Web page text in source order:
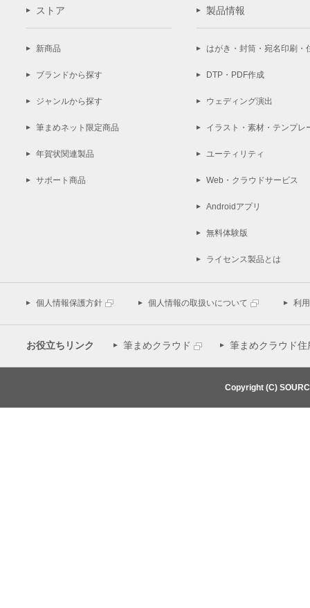
ストア
新商品
ブランドから探す
ジャンルから探す
筆まめネット限定商品
年賀状関連製品
サポート商品
製品情報
はがき・封筒・宛名印刷・
DTP・PDF作成
ウェディング演出
イラスト・素材・テンプレ
ユーティリティ
Web・クラウドサービス
Androidアプリ
無料体験版
ライセンス製品とは
個人情報保護方針 個人情報の取扱いについて 利
お役立ちリンク 筆まめクラウド 筆まめクラウド住
Copyright (C)